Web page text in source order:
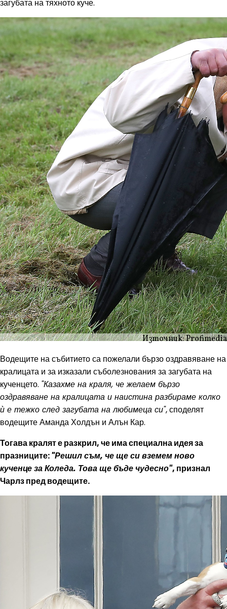
загубата на тяхното куче.
Източник: Profimedia
Водещите на събитието са пожелали бързо оздравяване на
кралицата и за изказали съболезнования за загубата на
кученцето. "Казахме на краля, че желаем бързо
оздравяване на кралицата и наистина разбираме колко
ѝ е тежко след загубата на любимеца си", споделят
водещите Аманда Холдън и Алън Кар.
Тогава кралят е разкрил, че има специална идея за
празниците:"Решил съм, че ще си вземем ново
кученце за Коледа. Това ще бъде чудесно", признал
Чарлз пред водещите.